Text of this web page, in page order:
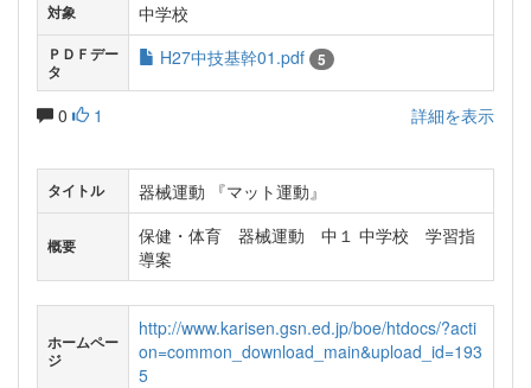
対象
中学校
ＰＤＦデー
タ
H27中技基幹01.pdf 5
0 1 詳細を表示
タイトル 器械運動 『マット運動』
概要
保健・体育 器械運動 中１ 中学校 学習指
導案
ホームペー
ジ
http://www.karisen.gsn.ed.jp/boe/htdocs/?acti
on=common_download_main&upload_id=193
5